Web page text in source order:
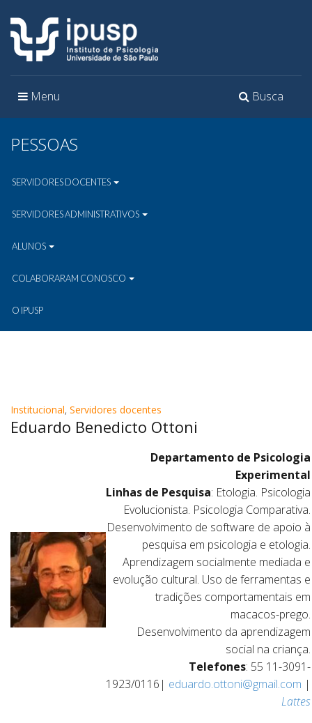
Toggle
Busca
Toggle
Menu
PESSOAS
SERVIDORES DOCENTES
SERVIDORES ADMINISTRATIVOS
ALUNOS
COLABORARAM CONOSCO
O IPUSP
Institucional, Servidores docentes
Eduardo Benedicto Ottoni
Departamento de Psicologia
Experimental
Linhas de Pesquisa: Etologia. Psicologia
Evolucionista. Psicologia Comparativa.
Desenvolvimento de software de apoio à
pesquisa em psicologia e etologia.
Aprendizagem socialmente mediada e
evolução cultural. Uso de ferramentas e
tradições comportamentais em
macacos-prego.
Desenvolvimento da aprendizagem
social na criança.
Telefones: 55 11-3091-
1923/0116| eduardo.ottoni@gmail.com |
Lattes